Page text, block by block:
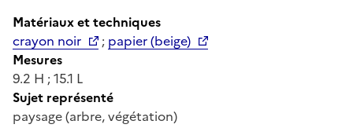
Matériaux et techniques
crayon noir
; papier (beige)
Mesures
9.2 H ; 15.1 L
Sujet représenté
paysage (arbre, végétation)